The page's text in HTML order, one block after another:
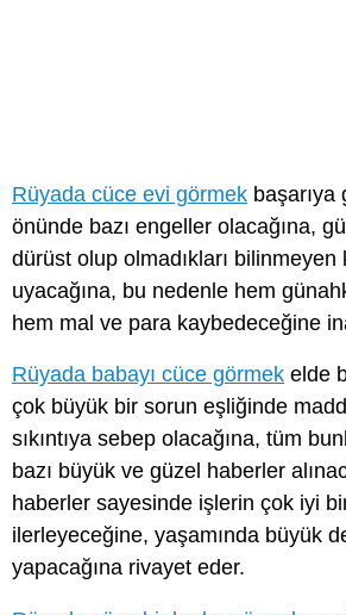
Rüyada cüce evi görmek başarıya
önünde bazı engeller olacağına,
dürüst olup olmadıkları bilinmeyen
uyacağına, bu nedenle hem
hem mal ve para kaybedeceğine
Rüyada babayı cüce görmek elde
çok büyük bir sorun eşliğinde
sıkıntıya sebep olacağına, tüm
bazı büyük ve güzel haberler
haberler sayesinde işlerin çok iyi
ilerleyeceğine, yaşamında büyük
yapacağına rivayet eder.